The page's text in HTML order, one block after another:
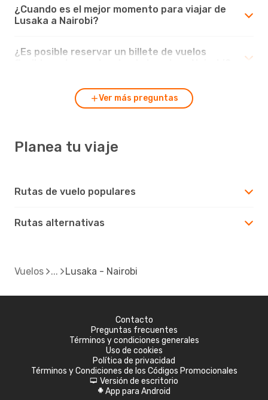
¿Cuando es el mejor momento para viajar de
Lusaka a Nairobi?
¿Es posible reservar un billete de vuelos
Ver más preguntas
Planea tu viaje
Rutas de vuelo populares
Rutas alternativas
Vuelos Lusaka - Nairobi
Contacto
Preguntas frecuentes
Términos y condiciones generales
Uso de cookies
Política de privacidad
Términos y Condiciones de los Códigos Promocionales
d Versión de escritorio
A App para Android